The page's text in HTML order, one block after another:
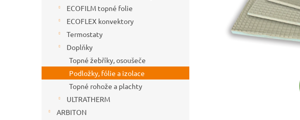
l
ECOFILM topné folie
ECOFLEX konvektory
Termostaty
Doplňky
Topné žebříky, osoušeče
Podložky, fólie a izolace
Topné rohože a plachty
ULTRATHERM
ARBITON